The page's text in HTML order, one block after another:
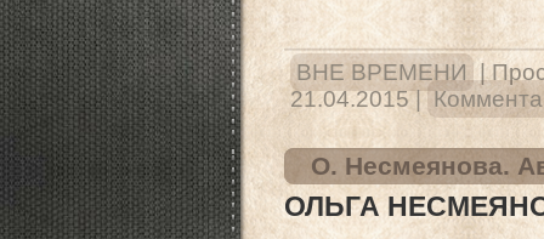
ВНЕ ВРЕМЕНИ |
21.04.2015 |
О. Несмеянова.
ОЛЬГА